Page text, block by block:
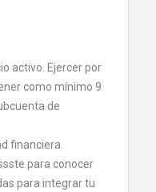
activo. Ejercer por
como mínimo 9
de
financiera.
para conocer
para integrar tu